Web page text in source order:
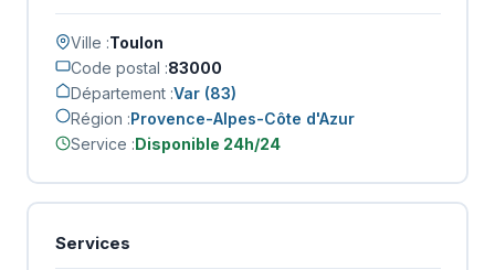
Ville :Toulon
Code postal :83000
Département :Var (83)
Région :Provence-Alpes-Côte d'Azur
Service :Disponible 24h/24
Services